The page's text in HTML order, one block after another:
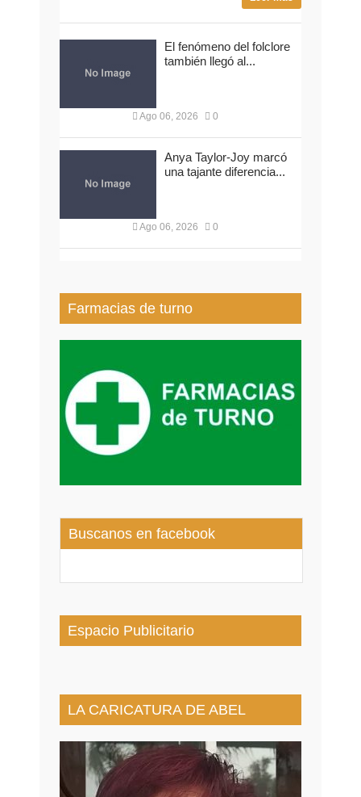
El fenómeno del folclore
también llegó al...
Ago 06, 2026 0
Anya Taylor-Joy marcó
una tajante diferencia...
Ago 06, 2026 0
Farmacias de turno
Buscanos en facebook
Espacio Publicitario
LA CARICATURA DE ABEL